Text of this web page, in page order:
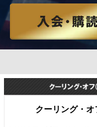
益の出ていないテッ
[PTON]、テラドッ
[CRWD]など)はバリ
ている投資家にその
ル、業績とバリュー
分析、株のアイディ
クーリング・